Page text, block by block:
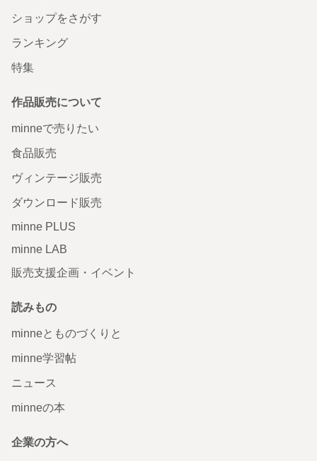
ショップをさがす
ランキング
特集
作品販売について
minneで売りたい
食品販売
ヴィンテージ販売
ダウンロード販売
minne PLUS
minne LAB
販売支援企画・イベント
読みもの
minneとものづくりと
minne学習帖
ニュース
minneの本
企業の方へ